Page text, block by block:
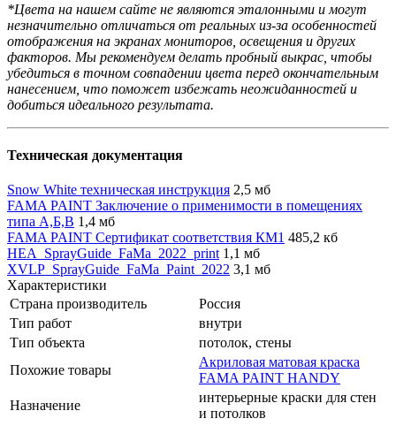
*Цвета на нашем сайте не являются эталонными и могут
незначительно отличаться от реальных из-за особенностей
отображения на экранах мониторов, освещения и других
факторов. Мы рекомендуем делать пробный выкрас, чтобы
убедиться в точном совпадении цвета перед окончательным
нанесением, что поможет избежать неожиданностей и
добиться идеального результата.
Техническая документация
Snow White техническая инструкция 2,5 мб
FAMA PAINT Заключение о применимости в помещениях
типа А,Б,В 1,4 мб
FAMA PAINT Сертификат соответствия КМ1 485,2 кб
HEA_SprayGuide_FaMa_2022_print 1,1 мб
XVLP_SprayGuide_FaMa_Paint_2022 3,1 мб
Характеристики
Страна производитель
Россия
Тип работ
внутри
Тип объекта
потолок, стены
Похожие товары
Акриловая матовая краска
FAMA PAINT HANDY
Назначение
интерьерные краски для стен
и потолков